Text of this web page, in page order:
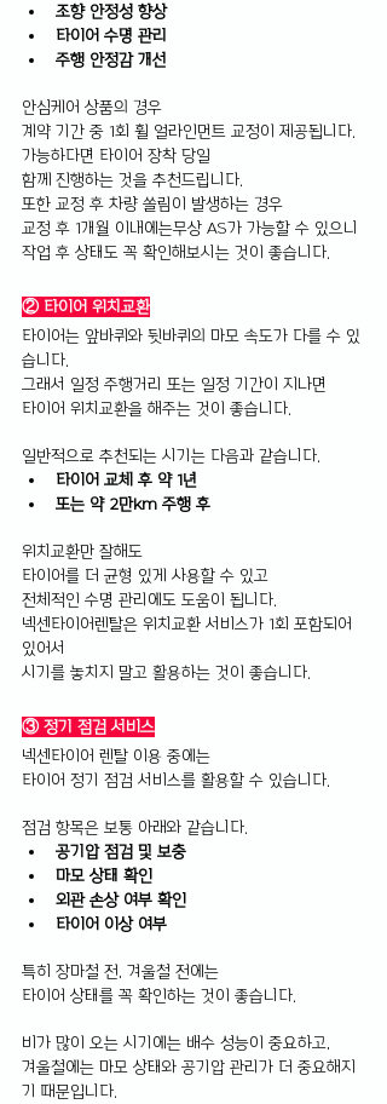
조향 안정성 향상
타이어 수명 관리
주행 안정감 개선
안심케어 상품의 경우
계약 기간 중 1회 휠 얼라인먼트 교정이 제공됩니다.
가능하다면 타이어 장착 당일
함께 진행하는 것을 추천드립니다.
또한 교정 후 차량 쏠림이 발생하는 경우
교정 후 1개월 이내에는무상 AS가 가능할 수 있으니
작업 후 상태도 꼭 확인해보시는 것이 좋습니다.
② 타이어 위치교환
타이어는 앞바퀴와 뒷바퀴의 마모 속도가 다를 수 있
습니다.
그래서 일정 주행거리 또는 일정 기간이 지나면
타이어 위치교환을 해주는 것이 좋습니다.
일반적으로 추천되는 시기는 다음과 같습니다.
타이어 교체 후 약 1년
또는 약 2만km 주행 후
위치교환만 잘해도
타이어를 더 균형 있게 사용할 수 있고
전체적인 수명 관리에도 도움이 됩니다.
넥센타이어렌탈은 위치교환 서비스가 1회 포함되어
있어서
시기를 놓치지 말고 활용하는 것이 좋습니다.
③ 정기 점검 서비스
넥센타이어 렌탈 이용 중에는
타이어 정기 점검 서비스를 활용할 수 있습니다.
점검 항목은 보통 아래와 같습니다.
공기압 점검 및 보충
마모 상태 확인
외관 손상 여부 확인
타이어 이상 여부
특히 장마철 전, 겨울철 전에는
타이어 상태를 꼭 확인하는 것이 좋습니다.
비가 많이 오는 시기에는 배수 성능이 중요하고,
겨울철에는 마모 상태와 공기압 관리가 더 중요해지
기 때문입니다.